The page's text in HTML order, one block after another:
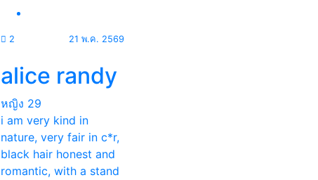
2 21 พ.ค. 2569
alice randy
หญิง 29
i am very kind in
nature, very fair in c*r,
black hair honest and
romantic, with a stand